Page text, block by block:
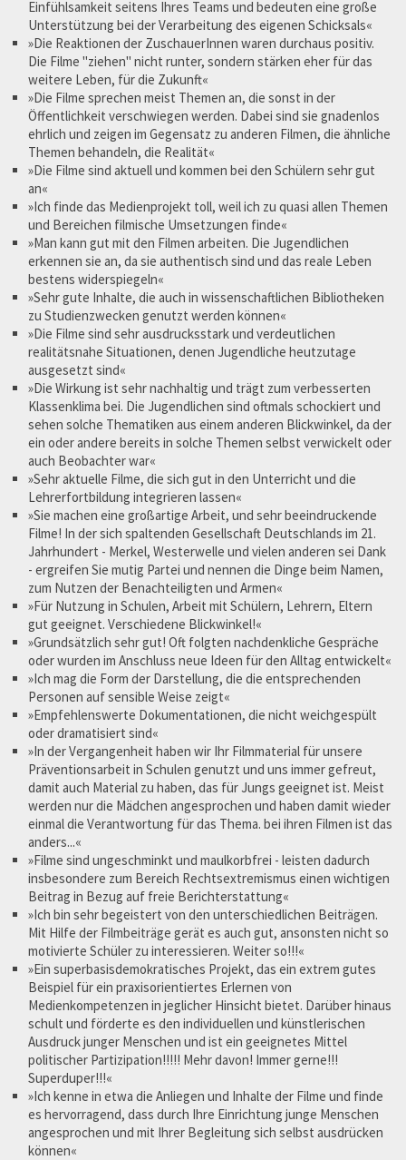
Einfühlsamkeit seitens Ihres Teams und bedeuten eine große
Unterstützung bei der Verarbeitung des eigenen Schicksals«
»Die Reaktionen der ZuschauerInnen waren durchaus positiv.
Die Filme "ziehen" nicht runter, sondern stärken eher für das
weitere Leben, für die Zukunft«
»Die Filme sprechen meist Themen an, die sonst in der
Öffentlichkeit verschwiegen werden. Dabei sind sie gnadenlos
ehrlich und zeigen im Gegensatz zu anderen Filmen, die ähnliche
Themen behandeln, die Realität«
»Die Filme sind aktuell und kommen bei den Schülern sehr gut
an«
»Ich finde das Medienprojekt toll, weil ich zu quasi allen Themen
und Bereichen filmische Umsetzungen finde«
»Man kann gut mit den Filmen arbeiten. Die Jugendlichen
erkennen sie an, da sie authentisch sind und das reale Leben
bestens widerspiegeln«
»Sehr gute Inhalte, die auch in wissenschaftlichen Bibliotheken
zu Studienzwecken genutzt werden können«
»Die Filme sind sehr ausdrucksstark und verdeutlichen
realitätsnahe Situationen, denen Jugendliche heutzutage
ausgesetzt sind«
»Die Wirkung ist sehr nachhaltig und trägt zum verbesserten
Klassenklima bei. Die Jugendlichen sind oftmals schockiert und
sehen solche Thematiken aus einem anderen Blickwinkel, da der
ein oder andere bereits in solche Themen selbst verwickelt oder
auch Beobachter war«
»Sehr aktuelle Filme, die sich gut in den Unterricht und die
Lehrerfortbildung integrieren lassen«
»Sie machen eine großartige Arbeit, und sehr beeindruckende
Filme! In der sich spaltenden Gesellschaft Deutschlands im 21.
Jahrhundert - Merkel, Westerwelle und vielen anderen sei Dank
- ergreifen Sie mutig Partei und nennen die Dinge beim Namen,
zum Nutzen der Benachteiligten und Armen«
»Für Nutzung in Schulen, Arbeit mit Schülern, Lehrern, Eltern
gut geeignet. Verschiedene Blickwinkel!«
»Grundsätzlich sehr gut! Oft folgten nachdenkliche Gespräche
oder wurden im Anschluss neue Ideen für den Alltag entwickelt«
»Ich mag die Form der Darstellung, die die entsprechenden
Personen auf sensible Weise zeigt«
»Empfehlenswerte Dokumentationen, die nicht weichgespült
oder dramatisiert sind«
»In der Vergangenheit haben wir Ihr Filmmaterial für unsere
Präventionsarbeit in Schulen genutzt und uns immer gefreut,
damit auch Material zu haben, das für Jungs geeignet ist. Meist
werden nur die Mädchen angesprochen und haben damit wieder
einmal die Verantwortung für das Thema. bei ihren Filmen ist das
anders...«
»Filme sind ungeschminkt und maulkorbfrei - leisten dadurch
insbesondere zum Bereich Rechtsextremismus einen wichtigen
Beitrag in Bezug auf freie Berichterstattung«
»Ich bin sehr begeistert von den unterschiedlichen Beiträgen.
Mit Hilfe der Filmbeiträge gerät es auch gut, ansonsten nicht so
motivierte Schüler zu interessieren. Weiter so!!!«
»Ein superbasisdemokratisches Projekt, das ein extrem gutes
Beispiel für ein praxisorientiertes Erlernen von
Medienkompetenzen in jeglicher Hinsicht bietet. Darüber hinaus
schult und förderte es den individuellen und künstlerischen
Ausdruck junger Menschen und ist ein geeignetes Mittel
politischer Partizipation!!!!! Mehr davon! Immer gerne!!!
Superduper!!!«
»Ich kenne in etwa die Anliegen und Inhalte der Filme und finde
es hervorragend, dass durch Ihre Einrichtung junge Menschen
angesprochen und mit Ihrer Begleitung sich selbst ausdrücken
können«